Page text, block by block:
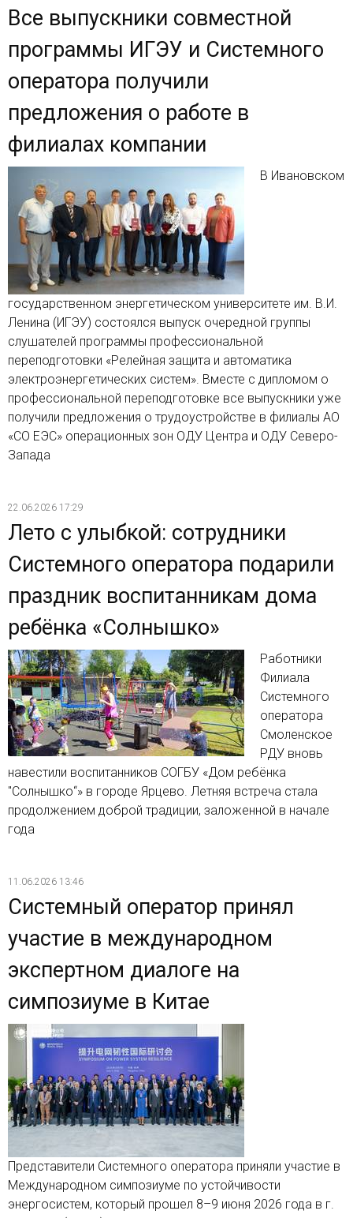
Все выпускники совместной
программы ИГЭУ и Системного
оператора получили
предложения о работе в
филиалах компании
В Ивановском
государственном энергетическом университете им. В.И.
Ленина (ИГЭУ) состоялся выпуск очередной группы
слушателей программы профессиональной
переподготовки «Релейная защита и автоматика
электроэнергетических систем». Вместе с дипломом о
профессиональной переподготовке все выпускники уже
получили предложения о трудоустройстве в филиалы АО
«СО ЕЭС» операционных зон ОДУ Центра и ОДУ Северо-
Запада
22.06.2026 17:29
Лето с улыбкой: сотрудники
Системного оператора подарили
праздник воспитанникам дома
ребёнка «Солнышко»
Работники
Филиала
Системного
оператора
Смоленское
РДУ вновь
навестили воспитанников СОГБУ «Дом ребёнка
"Солнышко“» в городе Ярцево. Летняя встреча стала
продолжением доброй традиции, заложенной в начале
года
11.06.2026 13:46
Системный оператор принял
участие в международном
экспертном диалоге на
симпозиуме в Китае
Представители Системного оператора приняли участие в
Международном симпозиуме по устойчивости
энергосистем, который прошел 8–9 июня 2026 года в г.